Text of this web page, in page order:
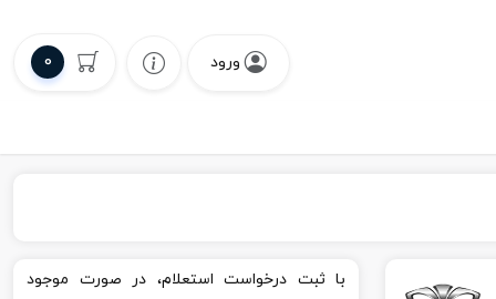
ورود 0
با ثبت درخواست استعلام، در صورت موجود